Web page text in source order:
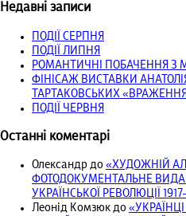
Недавні записи
ПОДІЇ СЕРПНЯ
ПОДІЇ ЛИПНЯ
РОМАНТИЧНІ ПОБАЧЕННЯ
ФІНІСАЖ ВИСТАВКИ
ТАРТАКОВСЬКИХ «ВРАЖЕННЯ
ПОДІЇ ЧЕРВНЯ
Останні коментарі
Олександр до «ХУДОЖНІЙ
ФОТОДОКУМЕНТАЛЬНЕ
УКРАЇНСЬКОЇ РЕВОЛЮЦІЇ
Леонід Комзюк до